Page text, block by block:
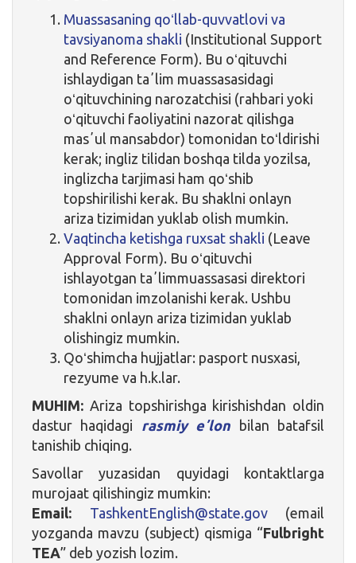
Muassasaning qoʻllab-quvvatlovi va
tavsiyanoma shakli (Institutional Support
and Reference Form). Bu oʻqituvchi
ishlaydigan taʼlim muassasasidagi
oʻqituvchining narozatchisi (rahbari yoki
oʻqituvchi faoliyatini nazorat qilishga
masʼul mansabdor) tomonidan toʻldirishi
kerak; ingliz tilidan boshqa tilda yozilsa,
inglizcha tarjimasi ham qoʻshib
topshirilishi kerak. Bu shaklni onlayn
ariza tizimidan yuklab olish mumkin.
Vaqtincha ketishga ruxsat shakli (Leave
Approval Form). Bu oʻqituvchi
ishlayotgan taʼlimmuassasasi direktori
tomonidan imzolanishi kerak. Ushbu
shaklni onlayn ariza tizimidan yuklab
olishingiz mumkin.
Qoʻshimcha hujjatlar: pasport nusxasi,
rezyume va h.k.lar.
MUHIM: Ariza topshirishga kirishishdan oldin
dastur haqidagi
rasmiy eʼlon bilan batafsil
tanishib chiqing.
Savollar yuzasidan quyidagi kontaktlarga
murojaat qilishingiz mumkin:
Email:
TashkentEnglish@state.gov(email
yozganda mavzu (subject) qismiga “Fulbright
TEA” deb yozish lozim.